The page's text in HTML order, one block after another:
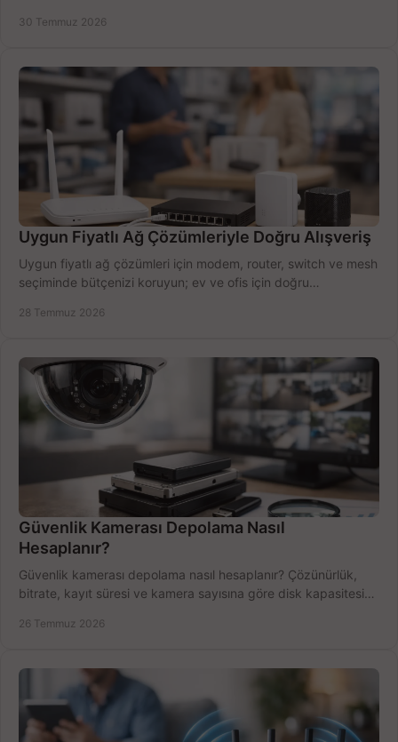
30 Temmuz 2026
Uygun Fiyatlı Ağ Çözümleriyle Doğru Alışveriş
Uygun fiyatlı ağ çözümleri için modem, router, switch ve mesh
seçiminde bütçenizi koruyun; ev ve ofis için doğru
28 Temmuz 2026
Güvenlik Kamerası Depolama Nasıl
Hesaplanır?
Güvenlik kamerası depolama nasıl hesaplanır? Çözünürlük,
bitrate, kayıt süresi ve kamera sayısına göre disk kapasitesini
26 Temmuz 2026